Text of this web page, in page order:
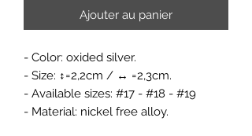
Ajouter au panier
- Color: oxided silver.
- Size: ↕=2,2cm / ↔ =2,3cm.
- Available sizes: #17 - #18 - #19
- Material: nickel free alloy.